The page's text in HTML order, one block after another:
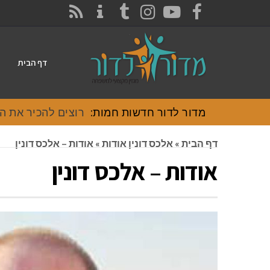
FACEBOOK
YOUTUBE
INSTAGRAM
TUMBLR
דף הבית
מדור לדור חדשות חמות: רוצים להכיר את
דף הבית » אלכס דונין אודות » אודות – אלכס דונין
אודות – אלכס דונין